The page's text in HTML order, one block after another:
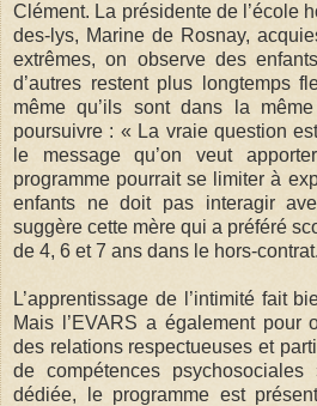
Clément. La présidente de l’école
des-lys, Marine de Rosnay,
extrêmes, on observe des
d’autres restent plus longtemps
même qu’ils sont dans la
poursuivre : « La vraie question
le message qu’on veut
programme pourrait se limiter à
enfants ne doit pas interagir
suggère cette mère qui a préféré
de 4, 6 et 7 ans dans le hors-contrat.
L’apprentissage de l’intimité fait
Mais l’EVARS a également pour
des relations respectueuses et
de compétences
dédiée, le programme est